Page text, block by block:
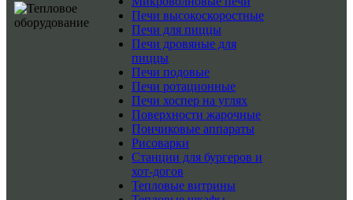
Печи высокоскоростные
Печи для пиццы
Печи дровяные для
пиццы
Печи подовые
Печи ротационные
Печи хоспер на углях
Поверхности жарочные
Пончиковые аппараты
Рисоварки
Станции для бургеров и
хот-догов
Тепловые витрины